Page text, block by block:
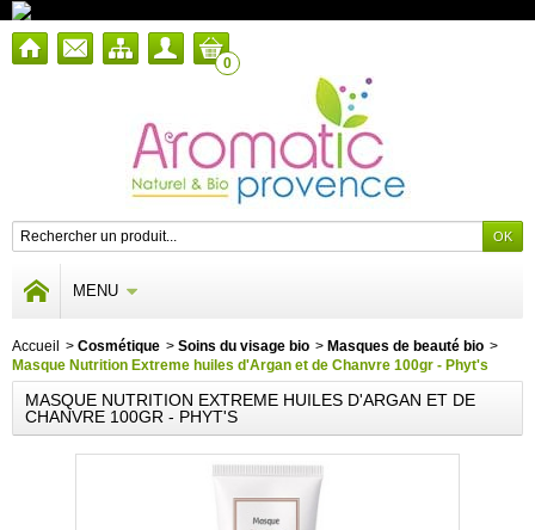
0
MENU
Accueil > Cosmétique > Soins du visage bio > Masques de beauté bio >
Masque Nutrition Extreme huiles d'Argan et de Chanvre 100gr - Phyt's
MASQUE NUTRITION EXTREME HUILES D'ARGAN ET DE
CHANVRE 100GR - PHYT'S